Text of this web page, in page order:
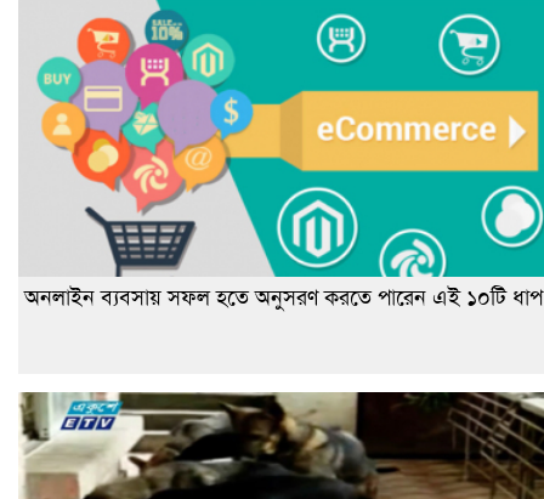
অনলাইন ব্যবসায় সফল হতে অনুসরণ করতে পারেন এই ১০টি ধাপ